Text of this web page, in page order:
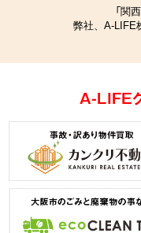
「関
弊社、A-LIFE
A-LIFE